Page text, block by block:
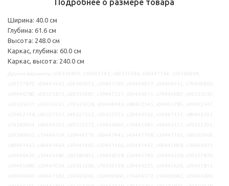
Подробнее о размере товара
Ширина: 40.0 см
Глубина: 61.6 см
Высота: 248.0 см
Каркас, глубина: 60.0 см
Каркас, высота: 240.0 см